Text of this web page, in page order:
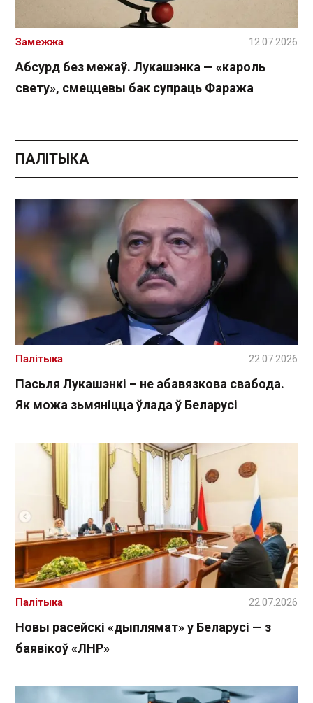
Абсурд без межаў. Лукашэнка — «кароль
свету», смеццевы бак супраць Фаража
Замежжа 12.07.2026
ПАЛІТЫКА
Пасьля Лукашэнкі – не абавязкова свабода.
Як можа зьмяніцца ўлада ў Беларусі
Палітыка 22.07.2026
Новы расейскі «дыплямат» у Беларусі — з
баявікоў «ЛНР»
Палітыка 22.07.2026